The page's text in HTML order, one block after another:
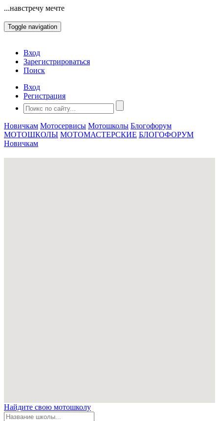
...навстречу мечте
Toggle navigation
Вход
Зарегистрироваться
Поиск
Вход
Регистрация
Новичкам Мотосервисы Мотошколы Блогофорум
МОТОШКОЛЫ МОТОМАСТЕРСКИЕ БЛОГОФОРУМ
Новичкам
Найдите свою мотошколу